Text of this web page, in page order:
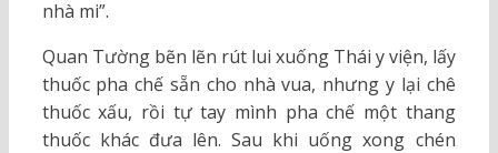
nhà mi”.
Quan Tường bẽn lẽn rút lui xuống Thái y viện, lấy
thuốc pha chế sẵn cho nhà vua, nhưng y lại chê
thuốc xấu, rồi tự tay mình pha chế một thang
thuốc khác đưa lên. Sau khi uống xong chén